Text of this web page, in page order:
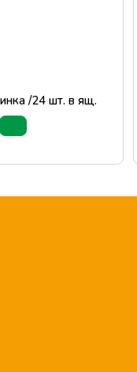
/24 шт. в ящ.